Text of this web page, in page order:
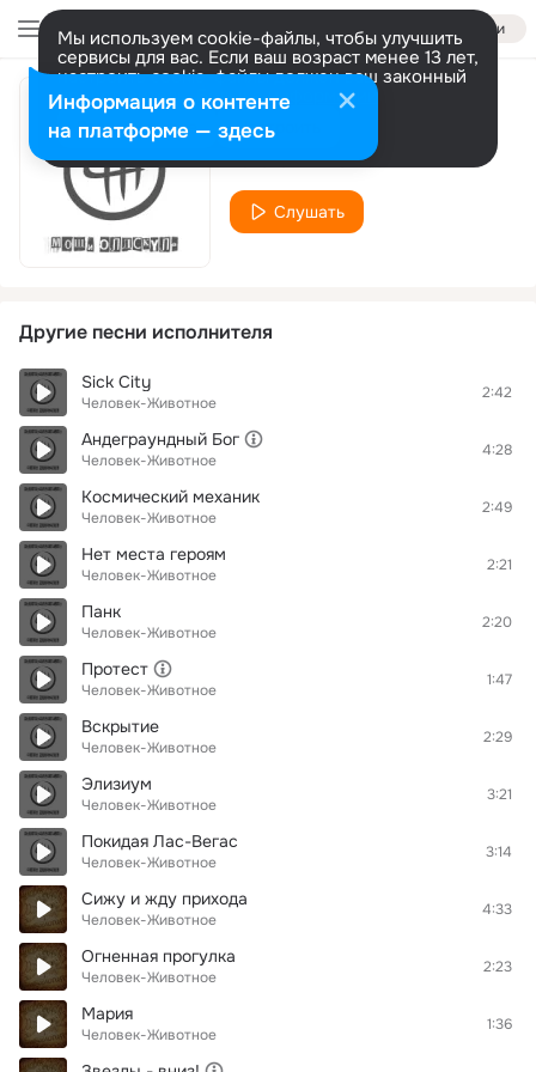
Войти
Мы используем cookie-файлы, чтобы улучшить
сервисы для вас. Если ваш возраст менее 13 лет,
настроить cookie-файлы должен ваш законный
представитель. Больше информации
Разрешить все Настроить
Лето любви
Человек-Животное
Слушать
Другие песни исполнителя
Sick City
Человек-Животное
2:42
Андеграундный Бог
Человек-Животное
4:28
Космический механик
Человек-Животное
2:49
Нет места героям
Человек-Животное
2:21
Панк
Человек-Животное
2:20
Протест
Человек-Животное
1:47
Вскрытие
Человек-Животное
2:29
Элизиум
Человек-Животное
3:21
Покидая Лас-Вегас
Человек-Животное
3:14
Сижу и жду прихода
Человек-Животное
4:33
Огненная прогулка
Человек-Животное
2:23
Мария
Человек-Животное
1:36
Информация о контенте
на платформе — здесь